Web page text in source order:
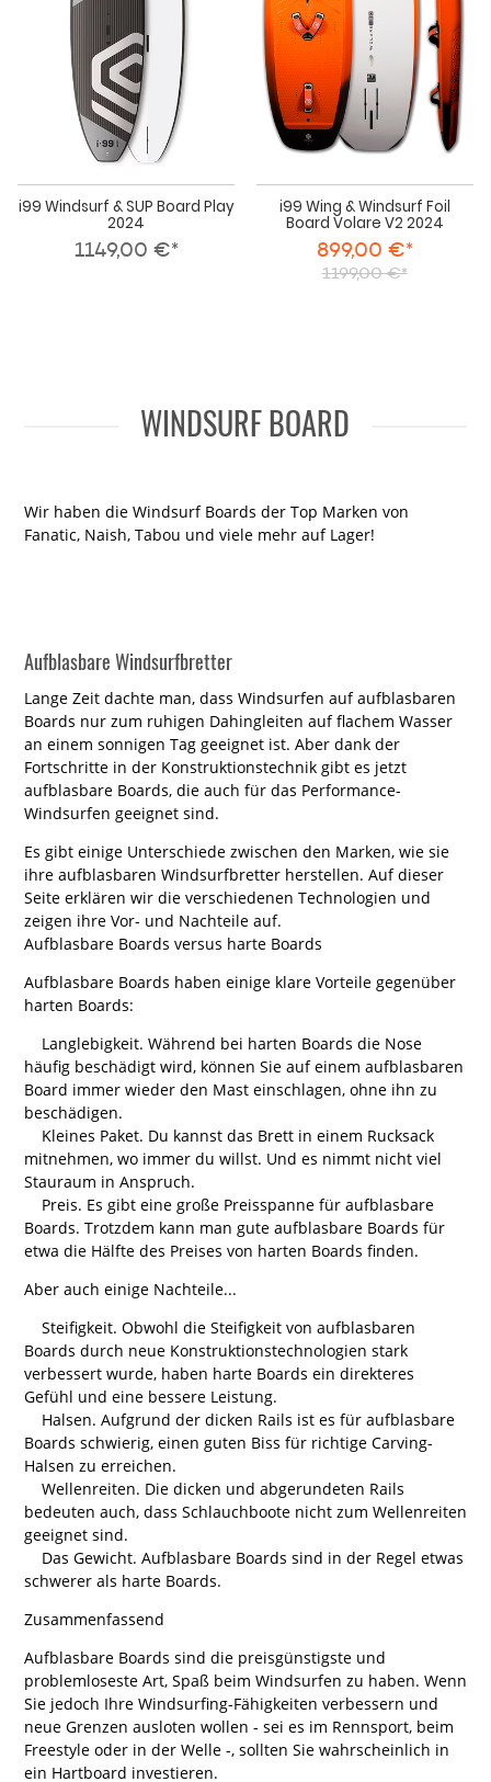
i99 Windsurf & SUP Board Play
2024
1149,00 €*
i99 Wing & Windsurf Foil
Board Volare V2 2024
899,00 €*
1199,00 €*
WINDSURF BOARD
Wir haben die Windsurf Boards der Top Marken von
Fanatic, Naish, Tabou und viele mehr auf Lager!
Aufblasbare Windsurfbretter
Lange Zeit dachte man, dass Windsurfen auf aufblasbaren
Boards nur zum ruhigen Dahingleiten auf flachem Wasser
an einem sonnigen Tag geeignet ist. Aber dank der
Fortschritte in der Konstruktionstechnik gibt es jetzt
aufblasbare Boards, die auch für das Performance-
Windsurfen geeignet sind.
Es gibt einige Unterschiede zwischen den Marken, wie sie
ihre aufblasbaren Windsurfbretter herstellen. Auf dieser
Seite erklären wir die verschiedenen Technologien und
zeigen ihre Vor- und Nachteile auf.
Aufblasbare Boards versus harte Boards
Aufblasbare Boards haben einige klare Vorteile gegenüber
harten Boards:
Langlebigkeit. Während bei harten Boards die Nose
häufig beschädigt wird, können Sie auf einem aufblasbaren
Board immer wieder den Mast einschlagen, ohne ihn zu
beschädigen.
Kleines Paket. Du kannst das Brett in einem Rucksack
mitnehmen, wo immer du willst. Und es nimmt nicht viel
Stauraum in Anspruch.
Preis. Es gibt eine große Preisspanne für aufblasbare
Boards. Trotzdem kann man gute aufblasbare Boards für
etwa die Hälfte des Preises von harten Boards finden.
Aber auch einige Nachteile...
Steifigkeit. Obwohl die Steifigkeit von aufblasbaren
Boards durch neue Konstruktionstechnologien stark
verbessert wurde, haben harte Boards ein direkteres
Gefühl und eine bessere Leistung.
Halsen. Aufgrund der dicken Rails ist es für aufblasbare
Boards schwierig, einen guten Biss für richtige Carving-
Halsen zu erreichen.
Wellenreiten. Die dicken und abgerundeten Rails
bedeuten auch, dass Schlauchboote nicht zum Wellenreiten
geeignet sind.
Das Gewicht. Aufblasbare Boards sind in der Regel etwas
schwerer als harte Boards.
Zusammenfassend
Aufblasbare Boards sind die preisgünstigste und
problemloseste Art, Spaß beim Windsurfen zu haben. Wenn
Sie jedoch Ihre Windsurfing-Fähigkeiten verbessern und
neue Grenzen ausloten wollen - sei es im Rennsport, beim
Freestyle oder in der Welle -, sollten Sie wahrscheinlich in
ein Hartboard investieren.